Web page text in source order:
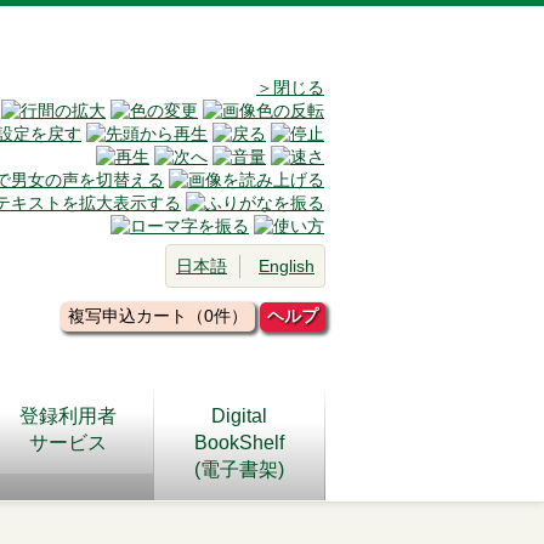
＞閉じる
日本語 English
複写申込カート（0件） ヘルプ
登録利用者
サービス
Digital
BookShelf
(電子書架)